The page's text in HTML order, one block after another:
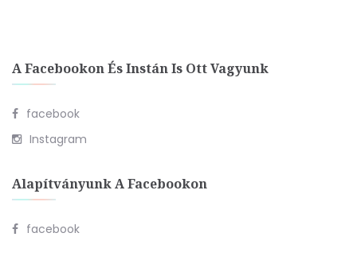
A Facebookon És Instán Is Ott Vagyunk
facebook
Instagram
Alapítványunk A Facebookon
facebook